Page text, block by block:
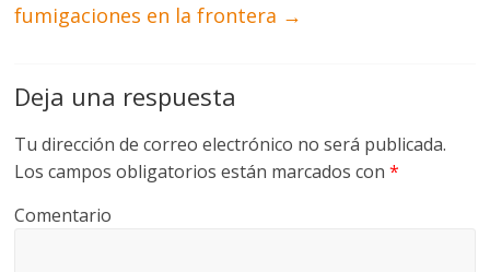
fumigaciones en la frontera →
Deja una respuesta
Tu dirección de correo electrónico no será publicada.
Los campos obligatorios están marcados con*
Comentario